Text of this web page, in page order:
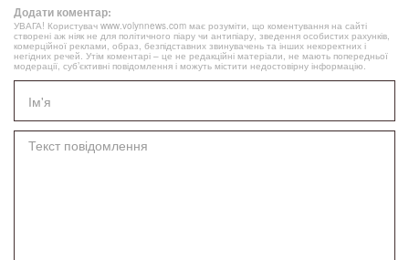
Додати коментар:
УВАГА! Користувач www.volynnews.com має розуміти, що коментування на сайті
створені аж ніяк не для політичного піару чи антипіару, зведення особистих рахунків,
комерційної реклами, образ, безпідставних звинувачень та інших некоректних і
негідних речей. Утім коментарі – це не редакційні матеріали, не мають попередньої
модерації, суб’єктивні повідомлення і можуть містити недостовірну інформацію.